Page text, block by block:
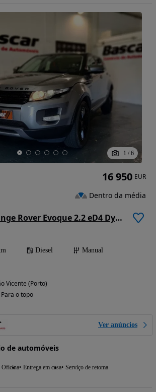
1 / 6
Land Rover Range Rover Evoque 2.2 eD4 Dynamic
Diesel
Manual
Vicente (Porto)
o topo
Ver anúncios
de automóveis
Oficina Entrega em casa Serviço de retoma
16 950 EUR
Dentro da média